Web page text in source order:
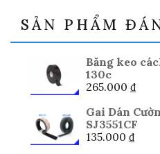
SẢN PHẨM
Băng keo
130c
265.000 ₫
Gai Dán
SJ3551CF
135.000 ₫